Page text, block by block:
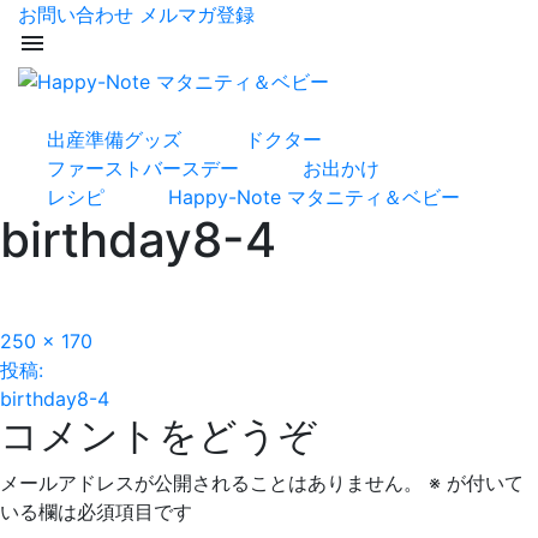
お問い合わせ メルマガ登録
menu
出産準備グッズ
ドクター
ファーストバースデー
お出かけ
レシピ
Happy-Note マタニティ＆ベビー
birthday8-4
フ
ル
サ
イ
ズ
250 × 170
投
稿
ナ
ビ
投稿:
birthday8-4
コメントをどうぞ
メールアドレスが公開されることはありません。 ※ が付いて
いる欄は必須項目です